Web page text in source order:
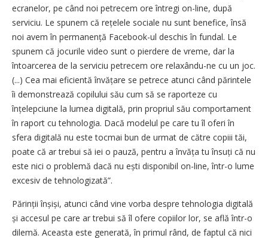
ecranelor, pe când noi petrecem ore întregi on-line, după
serviciu. Le spunem că rețelele sociale nu sunt benefice, însă
noi avem în permanență Facebook-ul deschis în fundal. Le
spunem că jocurile video sunt o pierdere de vreme, dar la
întoarcerea de la serviciu petrecem ore relaxându-ne cu un joc.
(...) Cea mai eficientă învă­țare se petrece atunci când părintele
îi demonstrează copilului său cum să se raporteze cu
înțelepciune la lumea digitală, prin propriul său comportament
în raport cu tehnologia. Dacă modelul pe care tu îl oferi în
sfera digitală nu este tocmai bun de urmat de către copiii tăi,
poate că ar trebui să iei o pauză, pentru a învăța tu însuți că nu
este nici o problemă dacă nu ești disponibil on-line, într-o lume
excesiv de tehnologizată”.
Părinții înșiși, atunci când vine vorba despre tehnologia digitală
și accesul pe care ar trebui să îl ofere copiilor lor, se află într-o
dilemă. Aceasta este generată, în primul rând, de faptul că nici